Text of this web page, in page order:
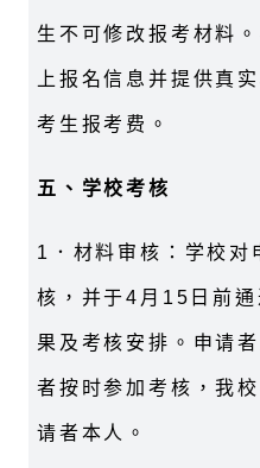
生不可修改报考材料
上报名信息并提供真
考生报考费。
五、学校考核
1．材料审核：学校对
核，并于4月15日前
果及考核安排。申请
者按时参加考核，我
请者本人。